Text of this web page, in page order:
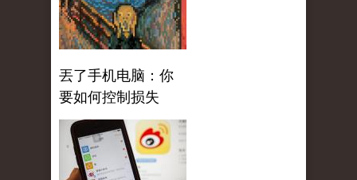
丟了手机电脑：你
要如何控制损失